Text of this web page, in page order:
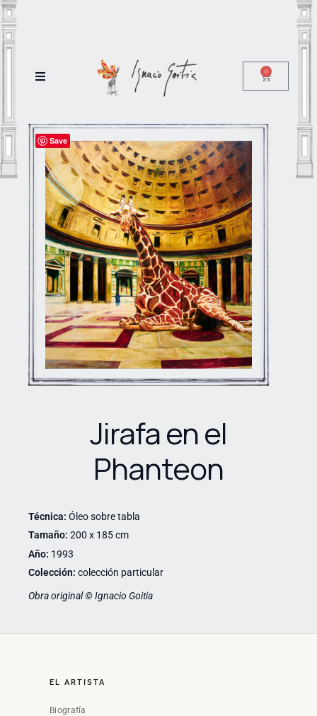
0
Save
Jirafa en el
Phanteon
Técnica: Óleo sobre tabla
Tamaño: 200 x 185 cm
Año: 1993
Colección: colección particular
Obra original © Ignacio Goitia
EL ARTISTA
Biografía